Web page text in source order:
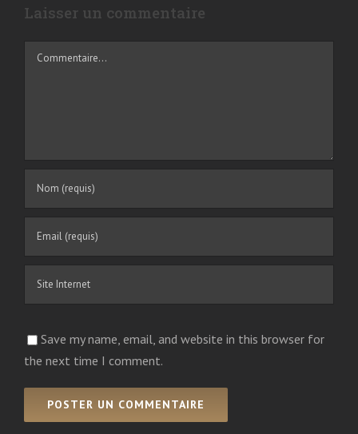
Laisser un commentaire
Commentaire
Save my name, email, and website in this browser for
the next time I comment.